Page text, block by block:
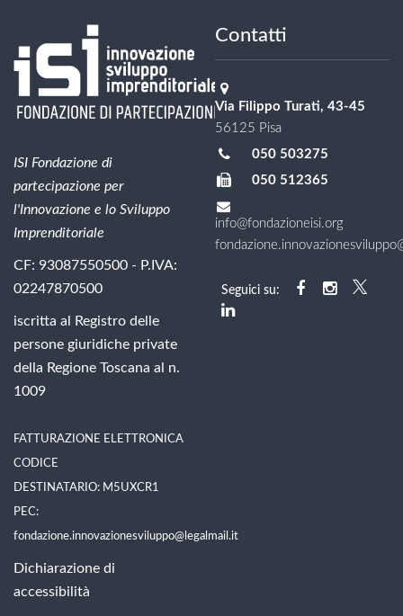
ISI Fondazione di
partecipazione per
l'Innovazione e lo Sviluppo
Imprenditoriale
CF: 93087550500 - P.IVA:
02247870500
iscritta al Registro delle
persone giuridiche private
della Regione Toscana al n.
1009
FATTURAZIONE ELETTRONICA
CODICE
DESTINATARIO: M5UXCR1
PEC:
fondazione.innovazionesviluppo@legalmail.it
Dichiarazione di
accessibilità
Contatti
Via Filippo Turati, 43-45
56125 Pisa
050 503275
050 512365
info@fondazioneisi.org
Seguici su: